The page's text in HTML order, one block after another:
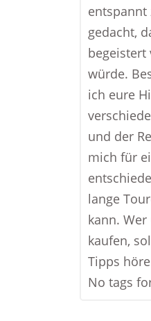
entspannt
gedacht,
begeistert
würde.
ich eure
und der
mich für
lange
kann. Wer
kaufen,
Tipps
No tags